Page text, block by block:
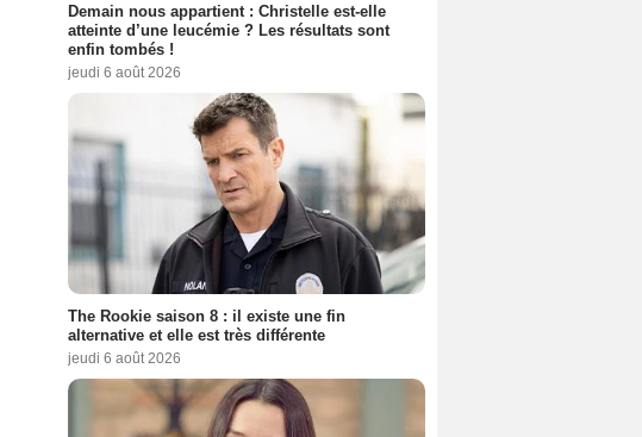
Demain nous appartient : Christelle est-elle
atteinte d’une leucémie ? Les résultats sont
enfin tombés !
jeudi 6 août 2026
The Rookie saison 8 : il existe une fin
alternative et elle est très différente
jeudi 6 août 2026